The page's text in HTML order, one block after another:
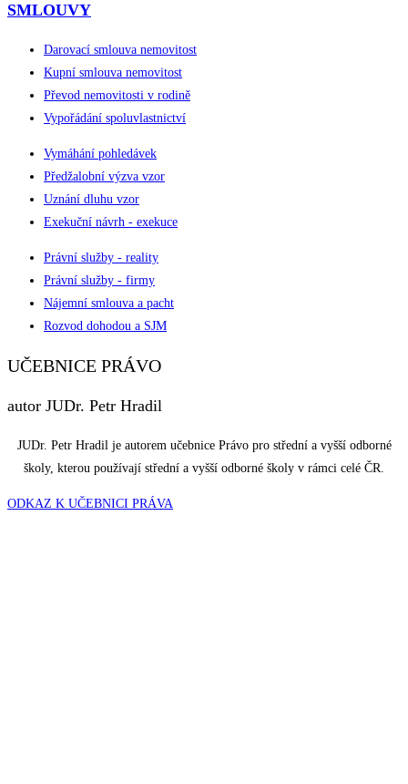
SMLOUVY
Darovací smlouva nemovitost
Kupní smlouva nemovitost
Převod nemovitosti v rodině
Vypořádání spoluvlastnictví
Vymáhání pohledávek
Předžalobní výzva vzor
Uznání dluhu vzor
Exekuční návrh - exekuce
Právní služby - reality
Právní služby - firmy
Nájemní smlouva a pacht
Rozvod dohodou a SJM
UČEBNICE PRÁVO
autor JUDr. Petr Hradil
JUDr. Petr Hradil je autorem učebnice Právo pro střední a vyšší odborné
školy, kterou používají střední a vyšší odborné školy v rámci celé ČR.
ODKAZ K UČEBNICI PRÁVA